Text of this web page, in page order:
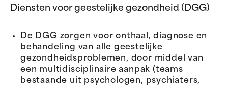
Diensten voor geestelijke gezondheid (DGG)
De DGG zorgen voor onthaal, diagnose en
behandeling van alle geestelijke
gezondheidsproblemen, door middel van
een multidisciplinaire aanpak (teams
bestaande uit psychologen, psychiaters,